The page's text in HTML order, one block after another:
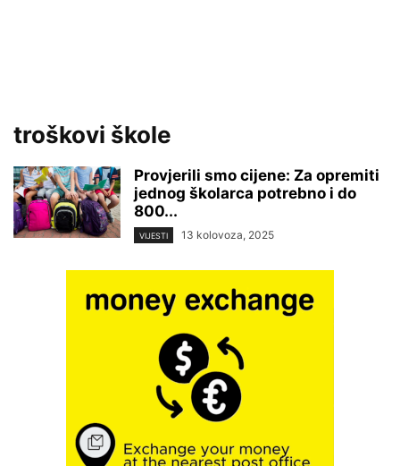
troškovi škole
Provjerili smo cijene: Za opremiti
jednog školarca potrebno i do
800...
VIJESTI 13 kolovoza, 2025